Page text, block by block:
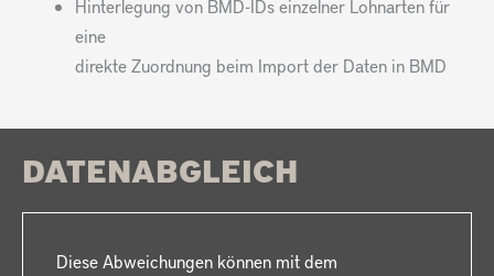
Hinterlegung von BMD-IDs einzelner Lohnarten für
eine
direkte Zuordnung beim Import der Daten in BMD
DATENABGLEICH
Diese Abweichungen können mit dem